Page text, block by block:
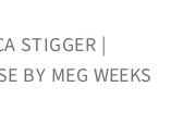
STIGGER |
BY MEG WEEKS